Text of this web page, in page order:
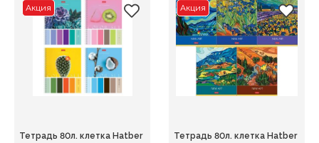
Акция
Тетрадь 80л. клетка Hatber
Акция
Тетрадь 80л. клетка Hatber